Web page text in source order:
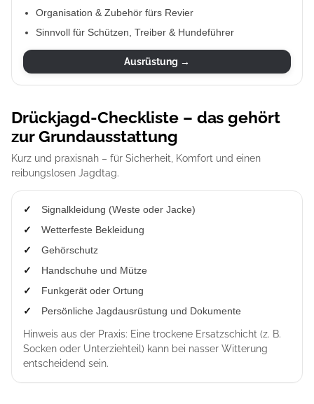
Organisation & Zubehör fürs Revier
Sinnvoll für Schützen, Treiber & Hundeführer
Ausrüstung →
Drückjagd-Checkliste – das gehört
zur Grundausstattung
Kurz und praxisnah – für Sicherheit, Komfort und einen
reibungslosen Jagdtag.
Signalkleidung (Weste oder Jacke)
Wetterfeste Bekleidung
Gehörschutz
Handschuhe und Mütze
Funkgerät oder Ortung
Persönliche Jagdausrüstung und Dokumente
Hinweis aus der Praxis: Eine trockene Ersatzschicht (z. B.
Socken oder Unterziehteil) kann bei nasser Witterung
entscheidend sein.